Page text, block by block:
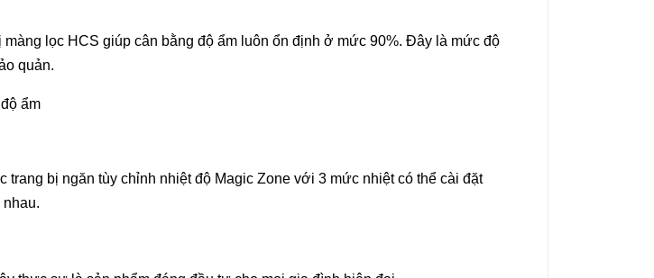
lọc HCS giúp cân bằng độ ẩm luôn ổn định ở mức 90%. Đây là mức độ
quản.
trang bị ngăn tùy chỉnh nhiệt độ Magic Zone với 3 mức nhiệt có thể cài đặt